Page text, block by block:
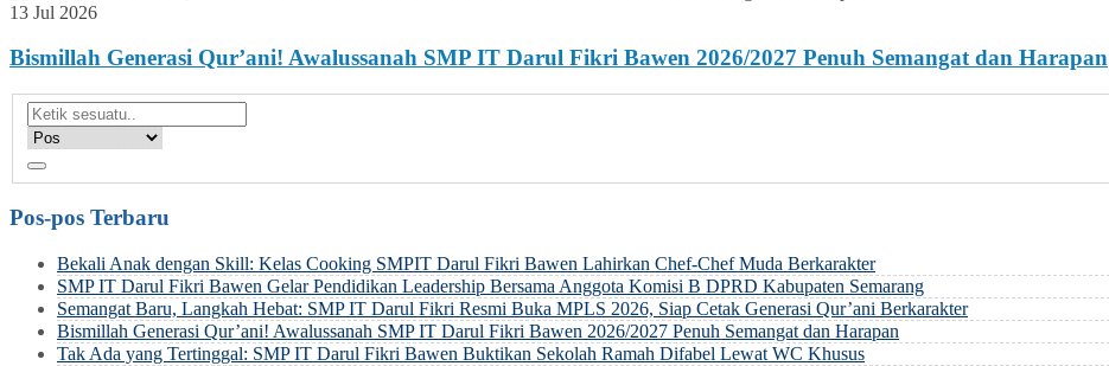
13 Jul 2026
Bismillah Generasi Qur’ani! Awalussanah SMP IT Darul Fikri Bawen 2026/2027 Penuh Semangat dan Harapan
Pos-pos Terbaru
Bekali Anak dengan Skill: Kelas Cooking SMPIT Darul Fikri Bawen Lahirkan Chef-Chef Muda Berkarakter
SMP IT Darul Fikri Bawen Gelar Pendidikan Leadership Bersama Anggota Komisi B DPRD Kabupaten Semarang
Semangat Baru, Langkah Hebat: SMP IT Darul Fikri Resmi Buka MPLS 2026, Siap Cetak Generasi Qur’ani Berkarakter
Bismillah Generasi Qur’ani! Awalussanah SMP IT Darul Fikri Bawen 2026/2027 Penuh Semangat dan Harapan
Tak Ada yang Tertinggal: SMP IT Darul Fikri Bawen Buktikan Sekolah Ramah Difabel Lewat WC Khusus